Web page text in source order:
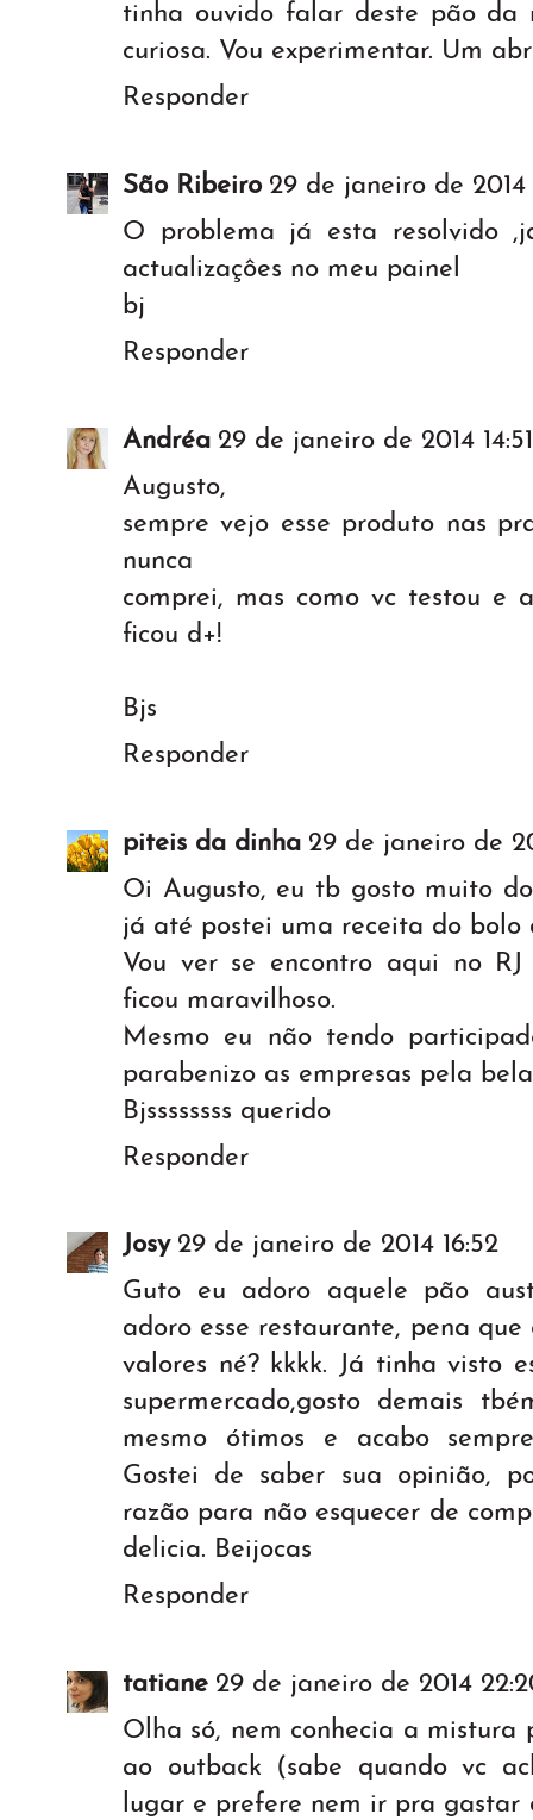
tinha ouvido falar deste pão da
curiosa. Vou experimentar. Um
Responder
São Ribeiro 29 de janeiro de 2014
O problema já esta resolvido
actualizaçôes no meu painel
bj
Responder
Andréa 29 de janeiro de 2014 14:51
Augusto,
sempre vejo esse produto nas
nunca
comprei, mas como vc testou e
ficou d+!
Bjs
Responder
piteis da dinha 29 de janeiro de
Oi Augusto, eu tb gosto muito
já até postei uma receita do bolo
Vou ver se encontro aqui no
ficou maravilhoso.
Mesmo eu não tendo
parabenizo as empresas pela
Bjssssssss querido
Responder
Josy 29 de janeiro de 2014 16:52
Guto eu adoro aquele pão
adoro esse restaurante, pena
valores né? kkkk. Já tinha visto
supermercado,gosto demais
mesmo ótimos e acabo
Gostei de saber sua opinião,
razão para não esquecer de
delicia. Beijocas
Responder
tatiane 29 de janeiro de 2014
Olha só, nem conhecia a
ao outback (sabe quando vc
lugar e prefere nem ir pra gastar